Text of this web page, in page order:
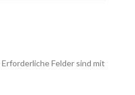
Erforderliche Felder sind mit